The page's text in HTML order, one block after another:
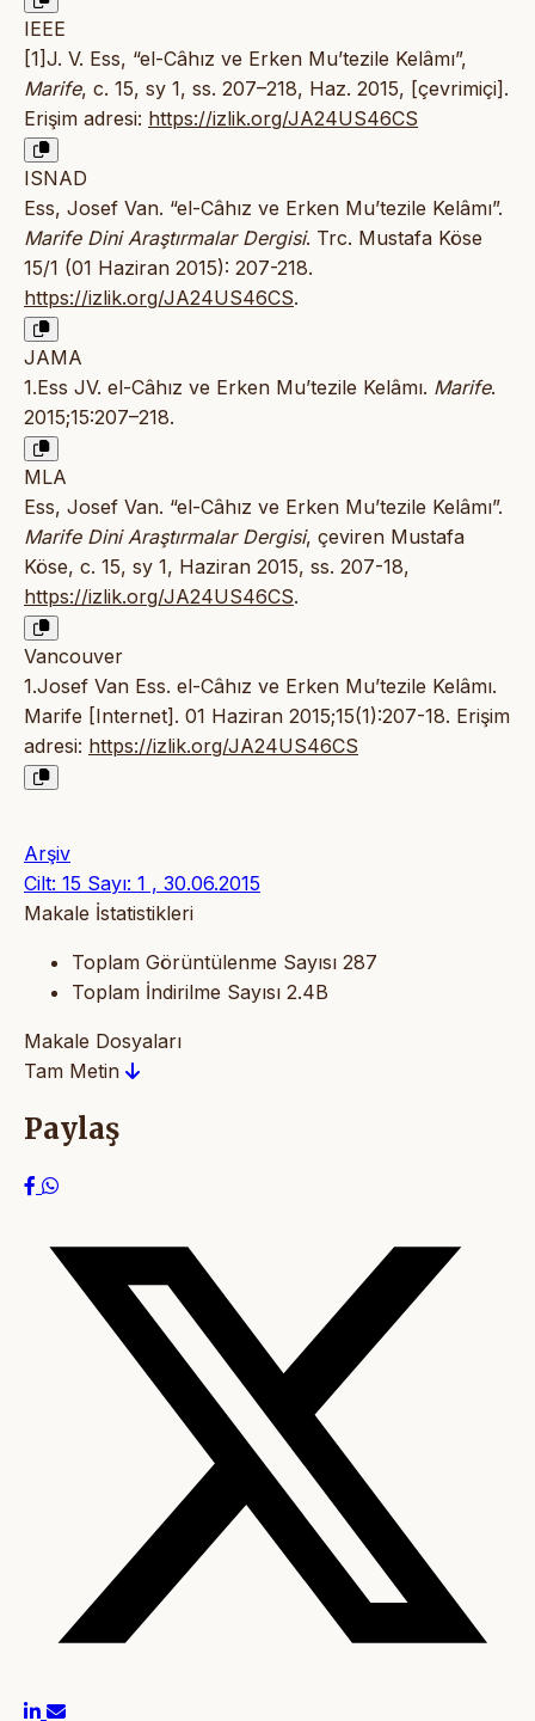
IEEE
[1]J. V. Ess, “el-Câhız ve Erken Mu’tezile Kelâmı”,
Marife, c. 15, sy 1, ss. 207–218, Haz. 2015, [çevrimiçi].
Erişim adresi: https://izlik.org/JA24US46CS
ISNAD
Ess, Josef Van. “el-Câhız ve Erken Mu’tezile Kelâmı”.
Marife Dini Araştırmalar Dergisi. Trc. Mustafa Köse
15/1 (01 Haziran 2015): 207-218.
https://izlik.org/JA24US46CS.
JAMA
1.Ess JV. el-Câhız ve Erken Mu’tezile Kelâmı. Marife.
2015;15:207–218.
MLA
Ess, Josef Van. “el-Câhız ve Erken Mu’tezile Kelâmı”.
Marife Dini Araştırmalar Dergisi, çeviren Mustafa
Köse, c. 15, sy 1, Haziran 2015, ss. 207-18,
https://izlik.org/JA24US46CS.
Vancouver
1.Josef Van Ess. el-Câhız ve Erken Mu’tezile Kelâmı.
Marife [Internet]. 01 Haziran 2015;15(1):207-18. Erişim
adresi: https://izlik.org/JA24US46CS
Arşiv
Cilt: 15 Sayı: 1 , 30.06.2015
Makale İstatistikleri
Toplam Görüntülenme Sayısı 287
Toplam İndirilme Sayısı 2.4B
Makale Dosyaları
Tam Metin
Paylaş